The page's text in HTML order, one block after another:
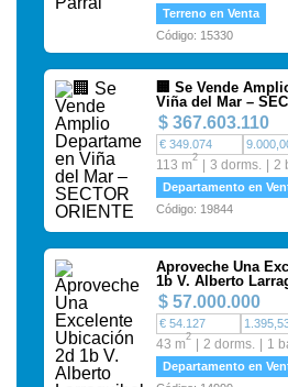
Terreno en Venta
Código: 15330
🏢 Se Vende
Viña del Mar –
$ 367.603.110
€ 349.074
113 m2 3 dorms. 2
Departamento en
Código: 19844
Aproveche Una
1b V. Alberto
$ 57.000.000
€ 54.127
43 m2 2 dorms. 1
Departamento en